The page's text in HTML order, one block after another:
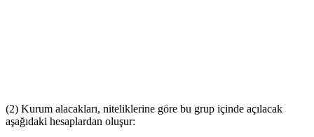
(2) Kurum alacakları, niteliklerine göre bu grup içinde açılacak
aşağıdaki hesaplardan oluşur: